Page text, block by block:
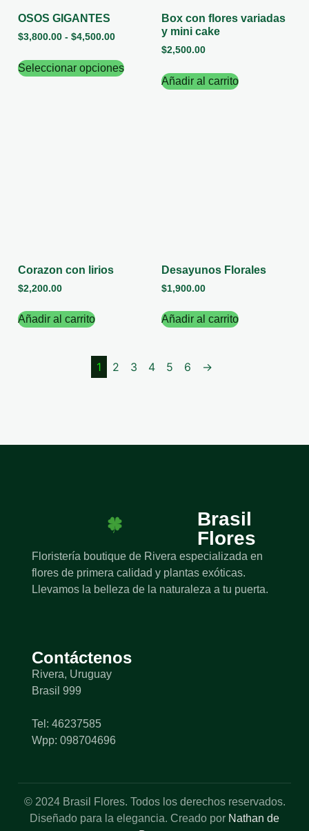
OSOS GIGANTES
$3,800.00 - $4,500.00
Seleccionar opciones
Box con flores variadas
y mini cake
$2,500.00
Añadir al carrito
Corazon con lirios
$2,200.00
Añadir al carrito
Desayunos Florales
$1,900.00
Añadir al carrito
1 2 3 4 5 6 →
Brasil
Flores
Floristería boutique de Rivera especializada en
flores de primera calidad y plantas exóticas.
Llevamos la belleza de la naturaleza a tu puerta.
Contáctenos
Rivera, Uruguay
Brasil 999
Tel: 46237585
Wpp: 098704696
© 2024 Brasil Flores. Todos los derechos reservados.
Diseñado para la elegancia. Creado por Nathan de